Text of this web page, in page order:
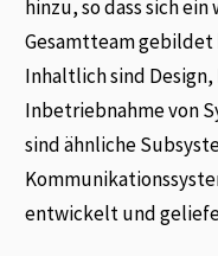
hinzu, so dass sich
Gesamtteam gebildet
Inhaltlich sind
Inbetriebnahme von
sind ähnliche
entwickelt und